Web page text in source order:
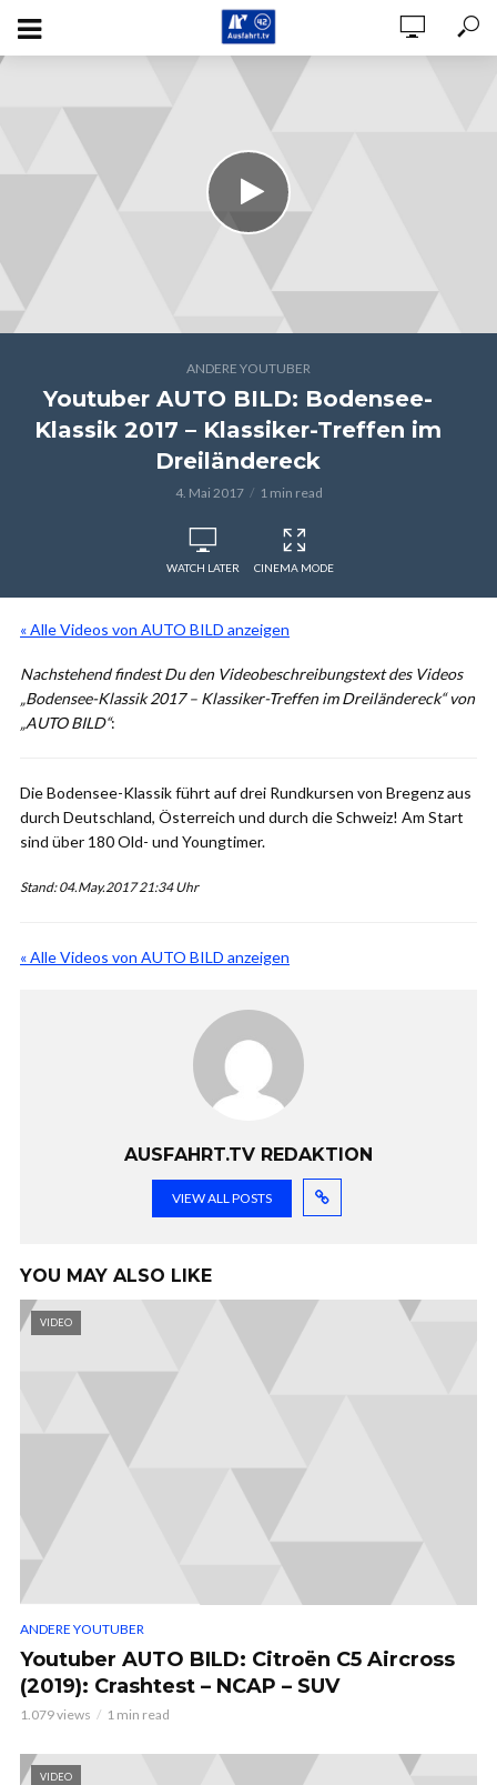
ANDERE YOUTUBER
Youtuber AUTO BILD: Bodensee-
Klassik 2017 – Klassiker-Treffen im
Dreiländereck
4. Mai 2017 1 min read
WATCH LATER CINEMA MODE
« Alle Videos von AUTO BILD anzeigen
Nachstehend findest Du den Videobeschreibungstext des Videos
„Bodensee-Klassik 2017 – Klassiker-Treffen im Dreiländereck“ von
„AUTO BILD“:
Die Bodensee-Klassik führt auf drei Rundkursen von Bregenz aus
durch Deutschland, Österreich und durch die Schweiz! Am Start
sind über 180 Old- und Youngtimer.
Stand: 04.May.2017 21:34 Uhr
« Alle Videos von AUTO BILD anzeigen
AUSFAHRT.TV REDAKTION
VIEW ALL POSTS
YOU MAY ALSO LIKE
VIDEO
ANDERE YOUTUBER
Youtuber AUTO BILD: Citroën C5 Aircross
(2019): Crashtest – NCAP – SUV
1.079 views 1 min read
VIDEO